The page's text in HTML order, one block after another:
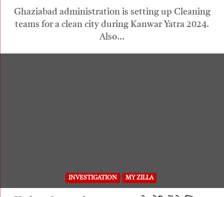
Ghaziabad administration is setting up Cleaning
teams for a clean city during Kanwar Yatra 2024.
Also…
INVESTIGATION MY ZILLA